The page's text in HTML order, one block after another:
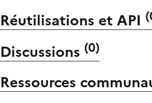
Réutilisations et API (
Discussions (0)
Ressources